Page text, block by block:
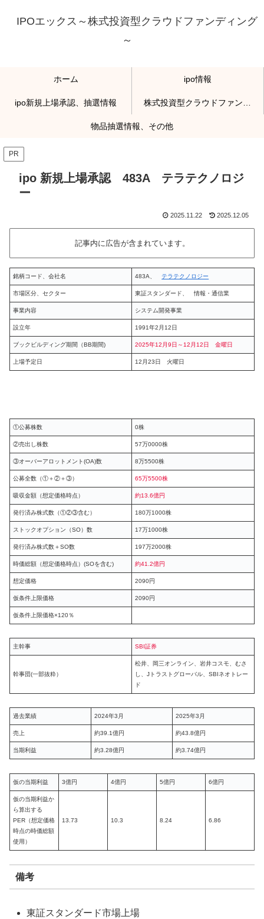
IPOエックス～株式投資型クラウドファンディング
～
ホーム ipo情報
ipo新規上場承認、抽選情報
物品抽選情報、その他
PR
ipo 新規上場承認 483A テラテクノロジ
ー
2025.11.22 2025.12.05
記事内に広告が含まれています。
銘柄コード、会社名 483A、テラテクノロジー
市場区分、セクター 東証スタンダード、 情報・通信業
事業内容 システム開発事業
設立年 1991年2月12日
ブックビルディング期間（BB期間) 2025年12月9日～12月12日 金曜日
上場予定日 12月23日 火曜日
①公募株数 0株
②売出し株数 57万0000株
③オーバーアロットメント(OA)数 8万5500株
公募全数（①＋②＋③） 65万5500株
吸収金額（想定価格時点） 約13.6億円
発行済み株式数（①②③含む） 180万1000株
ストックオプション（SO）数 17万1000株
発行済み株式数＋SO数 197万2000株
時価総額（想定価格時点）(SOを含む) 約41.2億円
想定価格 2090円
仮条件上限価格 2090円
仮条件上限価格×120％
主幹事 SBI証券
幹事団(一部抜粋）
松井、岡三オンライン、岩井コスモ、むさ
し、Jトラストグローバル、SBIネオトレー
ド
過去業績 2024年3月 2025年3月
売上 約39.1億円 約43.8億円
当期利益 約3.28億円 約3.74億円
仮の当期利益 3億円 4億円 5億円 6億円
仮の当期利益か
ら算出する
PER（想定価格
時点の時価総額
使用）
13.73 10.3 8.24 6.86
備考
東証スタンダード市場上場